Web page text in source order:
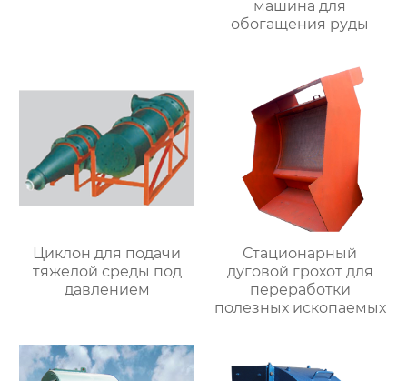
машина для
обогащения руды
Циклон для подачи
тяжелой среды под
давлением
Стационарный
дуговой грохот для
переработки
полезных ископаемых